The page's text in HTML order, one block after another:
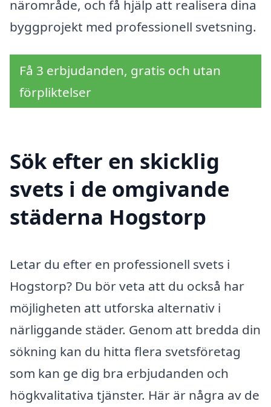
närområde, och få hjälp att realisera dina
byggprojekt med professionell svetsning.
Få 3 erbjudanden, gratis och utan
förpliktelser
Sök efter en skicklig
svets i de omgivande
städerna Hogstorp
Letar du efter en professionell svets i
Hogstorp? Du bör veta att du också har
möjligheten att utforska alternativ i
närliggande städer. Genom att bredda din
sökning kan du hitta flera svetsföretag
som kan ge dig bra erbjudanden och
högkvalitativa tjänster. Här är några av de